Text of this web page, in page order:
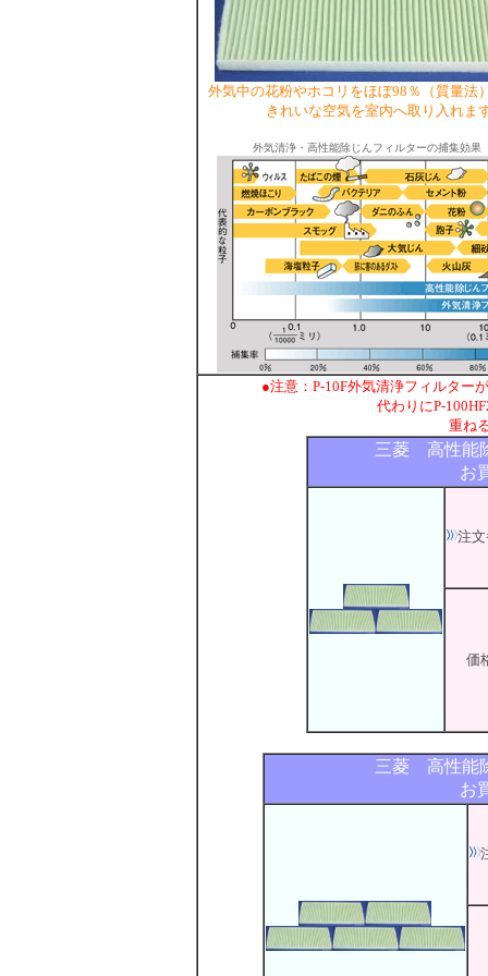
外気中の花粉やホコリをほぼ98％（質量法
きれいな空気を室内へ取り入れま
外気清浄・高性能除じんフィルターの捕集効果
●注意：P-10F外気清浄フィルター
代わりにP-
重ね
三菱 高性能
お
注
価
三菱 高性能
お